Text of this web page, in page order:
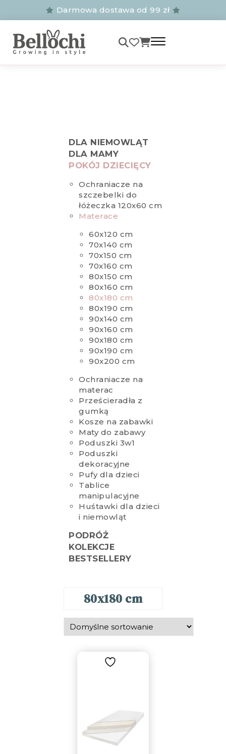
Darmowa dostawa od 99 zł
DLA NIEMOWLĄT
DLA MAMY
POKÓJ DZIECIĘCY
Ochraniacze na
szczebelki do
łóżeczka 120x60 cm
Materace
60x120 cm
70x140 cm
70x150 cm
70x160 cm
80x150 cm
80x160 cm
80x180 cm
80x190 cm
90x140 cm
90x160 cm
90x180 cm
90x190 cm
90x200 cm
Ochraniacze na
materac
Prześcieradła z
gumką
Kosze na zabawki
Maty do zabawy
Poduszki 3w1
Poduszki
dekoracyjne
Pufy dla dzieci
Tablice
manipulacyjne
Huśtawki dla dzieci
i niemowląt
PODRÓŻ
KOLEKCJE
BESTSELLERY
80x180 cm